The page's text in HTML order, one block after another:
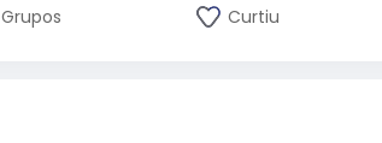
Grupos Curtiu